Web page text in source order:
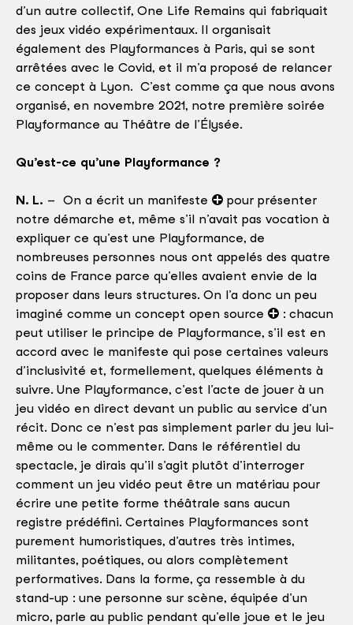
d’un autre collectif, One Life Remains qui fabriquait
des jeux vidéo expérimentaux. Il organisait
également des Playformances à Paris, qui se sont
arrêtées avec le Covid, et il m’a proposé de relancer
ce concept à Lyon. C’est comme ça que nous avons
organisé, en novembre 2021, notre première soirée
Playformance au Théâtre de l’Élysée.
Qu’est-ce qu’une Playformance ?
N. L. – On a écrit un manifeste
pour présenter
notre démarche et, même s’il n’avait pas vocation à
expliquer ce qu’est une Playformance, de
nombreuses personnes nous ont appelés des quatre
coins de France parce qu’elles avaient envie de la
proposer dans leurs structures. On l’a donc un peu
imaginé comme un concept open source
: chacun
peut utiliser le principe de Playformance, s’il est en
accord avec le manifeste qui pose certaines valeurs
d’inclusivité et, formellement, quelques éléments à
suivre. Une Playformance, c’est l’acte de jouer à un
jeu vidéo en direct devant un public au service d’un
récit. Donc ce n’est pas simplement parler du jeu lui-
même ou le commenter. Dans le référentiel du
spectacle, je dirais qu’il s’agit plutôt d’interroger
comment un jeu vidéo peut être un matériau pour
écrire une petite forme théâtrale sans aucun
registre prédéfini. Certaines Playformances sont
purement humoristiques, d’autres très intimes,
militantes, poétiques, ou alors complètement
performatives. Dans la forme, ça ressemble à du
stand-up : une personne sur scène, équipée d’un
micro, parle au public pendant qu’elle joue et le jeu